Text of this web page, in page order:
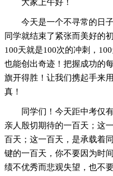
大家上午好！
今天是一个不寻常的日
同学就结束了紧张而美好的
100天就是100次的冲刺，
也能创出奇迹！把握成功的
旗开得胜！让我们携起手来
真！
同学们！今天距中考仅
亲人殷切期待的一百天；这
百天；这一百天，是承载着
键的一百天，你不要因为时
绩不优秀而悲观失望，也不